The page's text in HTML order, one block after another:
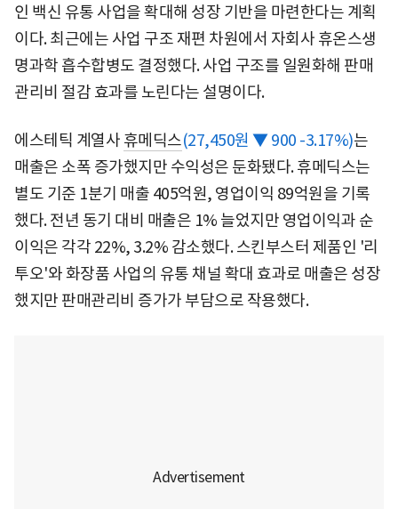
인 백신 유통 사업을 확대해 성장 기반을 마련한다는 계획
이다. 최근에는 사업 구조 재편 차원에서 자회사 휴온스생
명과학 흡수합병도 결정했다. 사업 구조를 일원화해 판매
관리비 절감 효과를 노린다는 설명이다.
에스테틱 계열사 휴메딕스(27,450원 ▼ 900 -3.17%)는
매출은 소폭 증가했지만 수익성은 둔화됐다. 휴메딕스는
별도 기준 1분기 매출 405억원, 영업이익 89억원을 기록
했다. 전년 동기 대비 매출은 1% 늘었지만 영업이익과 순
이익은 각각 22%, 3.2% 감소했다. 스킨부스터 제품인 '리
투오'와 화장품 사업의 유통 채널 확대 효과로 매출은 성장
했지만 판매관리비 증가가 부담으로 작용했다.